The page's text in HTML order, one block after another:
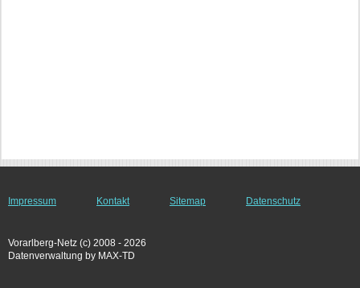
Impressum Kontakt Sitemap Datenschutz
Vorarlberg-Netz (c) 2008 - 2026
Datenverwaltung by MAX-TD